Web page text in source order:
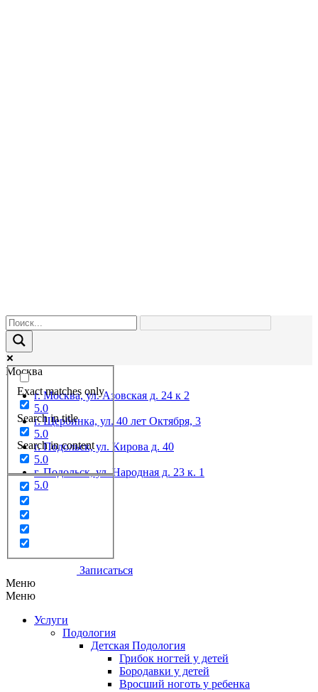
Exact matches only
Search in title
Search in content
Москва
г. Москва, ул. Азовская д. 24 к 2
5.0
г. Щербинка, ул. 40 лет Октября, 3
5.0
г. Подольск, ул. Кирова д. 40
5.0
г. Подольск, ул. Народная д. 23 к. 1
5.0
Записаться
Меню
Меню
Услуги
Подология
Детская Подология
Грибок ногтей у детей
Бородавки у детей
Вросший ноготь у ребенка